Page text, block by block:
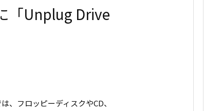
「Unplug Drive
、フロッピーディスクやCD、